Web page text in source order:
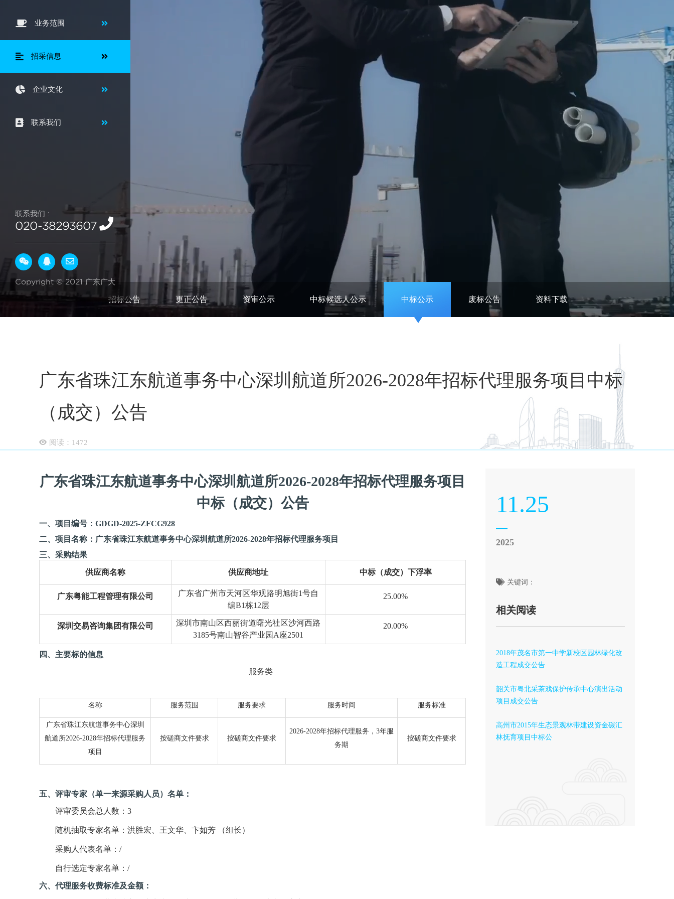
业务范围
招采信息
企业文化
联系我们
联系我们 :
020-38293607
Copyright © 2021 广东广大
招标公告 更正公告 资审公示 中标候选人公示 中标公示 废标公告 资料下载
广东省珠江东航道事务中心深圳航道所2026-2028年招标代理服务项目中标
（成交）公告
阅读： 1472
广东省珠江东航道事务中心深圳航道所2026-2028年招标代理服务项目
中标（成交） 公告
一、项目编号： GDGD-2025-ZFCG928
二、项目名称： 广东省珠江东航道事务中心深圳航道所2026-2028年招标代理服务项目
三、采购结果
供应商名称 供应商地址 中标（成交） 下浮率
广东粤能工程管理有限公司 广东省广州市天河区华观路明旭街1号自
编B1栋12层
25.00%
深圳交易咨询集团有限公司
深圳市南山区西丽街道曙光社区沙河西路
3185号南山智谷产业园A座2501
20.00%
四、主要标的信息
服务类
名称 服务范围 服务要求 服务时间 服务标准
广东省珠江东航道事务中心深圳
航道所2026-2028年招标代理服务
项目
按磋商文件要求 按磋商文件要求
2026-2028年招标代理服务，3年服
务期
按磋商文件要求
五、评审专家（单一来源采购人员）名单：
评审委员会总人数： 3
随机抽取专家名单： 洪胜宏、王文华、卞如芳 （组长）
采购人代表名单： /
自行选定专家名单： /
六、代理服务收费标准及金额：
11.25
2025
关键词：
相关阅读
2018年茂名市第一中学新校区园林绿化改
造工程成交公告
韶关市粤北采茶戏保护传承中心演出活动
项目成交公告
高州市2015年生态景观林带建设资金碳汇
林抚育项目中标公